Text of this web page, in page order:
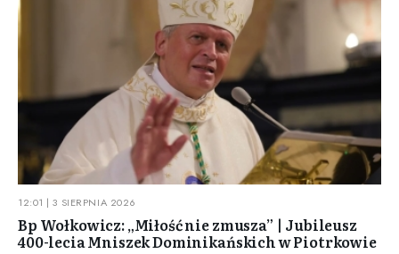
12:01 | 3 SIERPNIA 2026
Bp Wołkowicz: „Miłość nie zmusza” | Jubileusz
400-lecia Mniszek Dominikańskich w Piotrkowie